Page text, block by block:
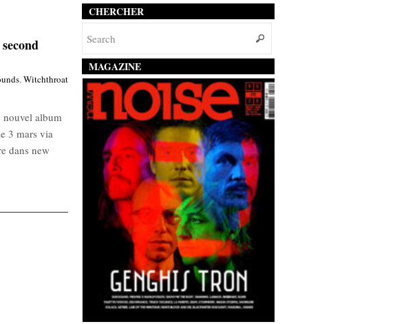
,Witchthroat
nouvel album
3 mars via
dans new
CHERCHER
MAGAZINE